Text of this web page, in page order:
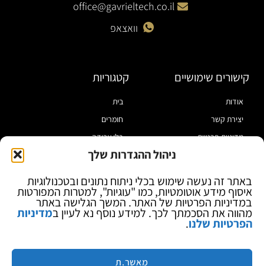
ניהול ההגדרות שלך
באתר זה נעשה שימוש בכלי ניתוח נתונים ובטכנולוגיות
איסוף מידע אוטומטיות, כמו "עוגיות", למטרות המפורטות
במדיניות הפרטיות של האתר. המשך הגלישה באתר
מהווה את הסכמתך לכך. למידע נוסף נא לעיין במדיניות
הפרטיות שלנו.
מאשר.ת
office@gavrieltech.co.il
וואצאפ
קישורים שימושיים
אודות
יצירת קשר
מדיניות פרטיות
בלוג
קטגוריות
בית
חומרים
כלי עבודה
מוצרי הלחמה
ספקי כח ומודדים
ציוד אופטי להגדלה
מותגים